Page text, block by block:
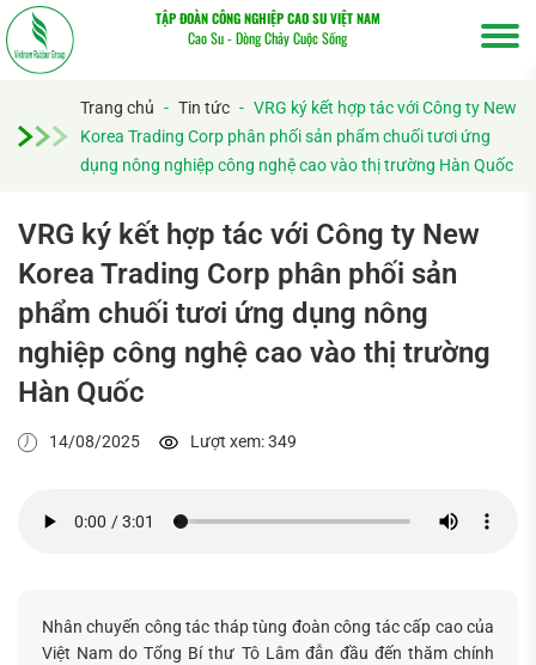
TẬP ĐOÀN CÔNG NGHIỆP CAO SU VIỆT NAM
Cao Su - Dòng Chảy Cuộc Sống
Trang chủ - Tin tức - VRG ký kết hợp tác với Công ty New
Korea Trading Corp phân phối sản phẩm chuối tươi ứng
dụng nông nghiệp công nghệ cao vào thị trường Hàn Quốc
VRG ký kết hợp tác với Công ty New
Korea Trading Corp phân phối sản
phẩm chuối tươi ứng dụng nông
nghiệp công nghệ cao vào thị trường
Hàn Quốc
14/08/2025 Lượt xem: 349
Nhân chuyến công tác tháp tùng đoàn công tác cấp cao của
Việt Nam do Tổng Bí thư Tô Lâm đẫn đầu đến thăm chính
Tìm